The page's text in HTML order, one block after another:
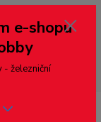
platit v eurech
- pravý horní roh ---
bude po
v opačném
rušeny následující
e-shopu
- železniční